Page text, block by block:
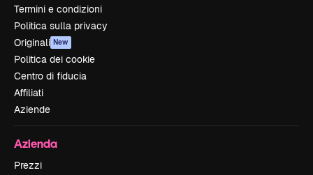
Termini e condizioni
Politica sulla privacy
Originali New
Politica dei cookie
Centro di fiducia
Affiliati
Aziende
Azienda
Prezzi